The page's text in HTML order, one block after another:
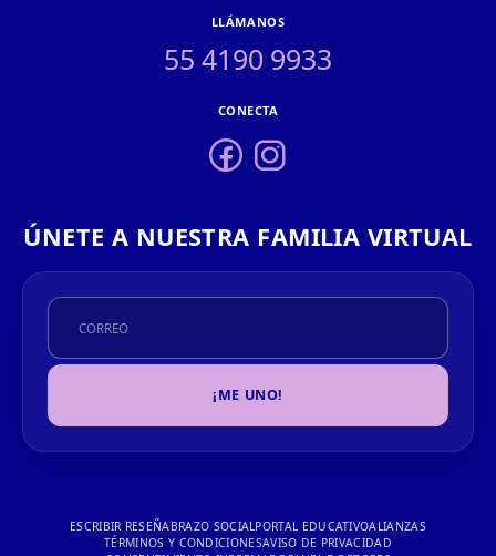
LLÁMANOS
55 4190 9933
CONECTA
ÚNETE A NUESTRA FAMILIA VIRTUAL
¡ME UNO!
ESCRIBIR RESEÑABRAZO SOCIALPORTAL EDUCATIVOALIANZAS
TÉRMINOS Y CONDICIONESAVISO DE PRIVACIDAD